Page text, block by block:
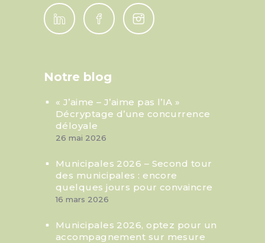
Notre blog
« J’aime – J’aime pas l’IA »
Décryptage d’une concurrence
déloyale
26 mai 2026
Municipales 2026 – Second tour
des municipales : encore
quelques jours pour convaincre
16 mars 2026
Municipales 2026, optez pour un
accompagnement sur mesure